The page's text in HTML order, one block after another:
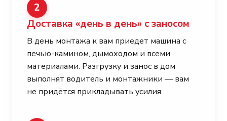
2
Доставка «день в день» с заносом
В день монтажа к вам приедет машина с
печью-камином, дымоходом и всеми
материалами. Разгрузку и занос в дом
выполнят водитель и монтажники — вам
не придётся прикладывать усилия.